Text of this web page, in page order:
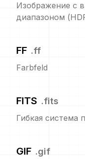
Изображение с
диапазоном
FF .ff
Farbfeld
FITS .fits
Гибкая система
GIF .gif